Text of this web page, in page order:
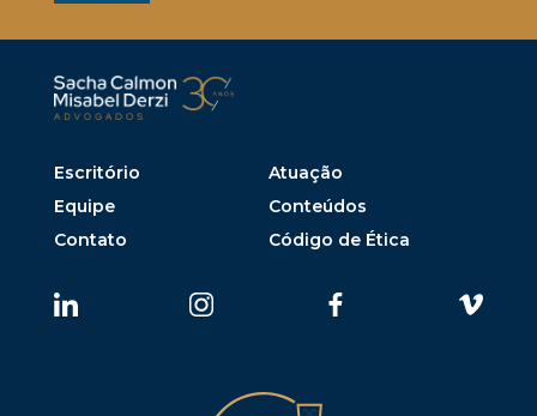
Escritório
Atuação
Equipe
Conteúdos
Contato
Código de Ética